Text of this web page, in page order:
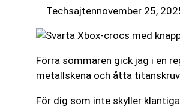
Techsajtennovember 25,
Förra sommaren gick jag i en
metallskena och åtta
För dig som inte skyller